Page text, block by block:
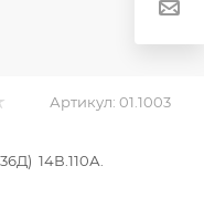
Артикул: 01.1003
14В.110А.